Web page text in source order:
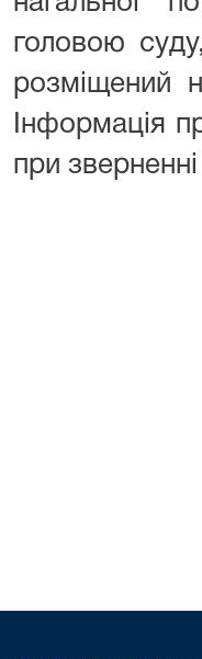
головою
розміщений
Інформація
при